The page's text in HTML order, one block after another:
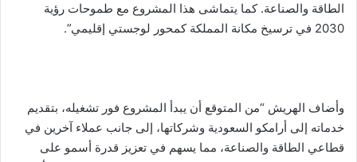
الطاقة والصناعة. كما يتماشى هذا المشروع مع طموحات رؤية
2030 في ترسيخ مكانة المملكة كمحور لوجستي إقليمي”.
وأضاف الهريش “من المتوقع أن يبدأ المشروع فور تشغيله، بتقديم
خدماته إلى أرامكو السعودية وشركاتها، إلى جانب عملاء آخرين في
قطاعي الطاقة والصناعة، مما يسهم في تعزيز قدرة أسمو على